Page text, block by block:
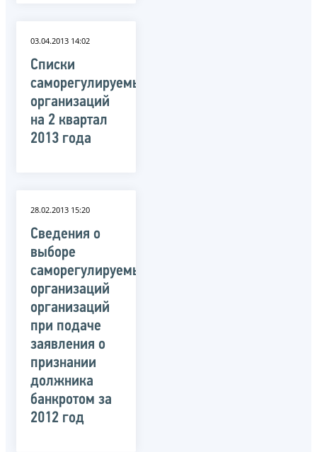
03.04.2013 14:02
Списки
саморегулируемых
организаций
на 2 квартал
2013 года
28.02.2013 15:20
Сведения о
выборе
саморегулируемых
организаций
организаций
при подаче
заявления о
признании
должника
банкротом за
2012 год